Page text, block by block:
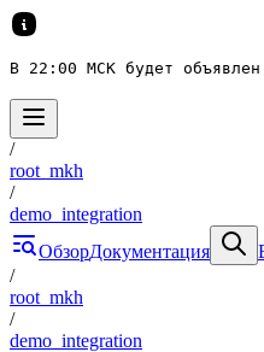
В 22:00 МСК будет
/
root_mkh
/
demo_integration
ОбзорДокументация
/
root_mkh
/
demo_integration